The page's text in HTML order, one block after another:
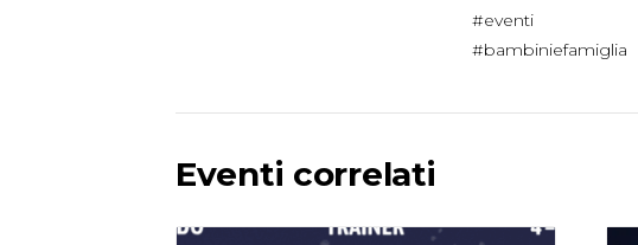
#eventi
#bambiniefamiglia
Eventi correlati